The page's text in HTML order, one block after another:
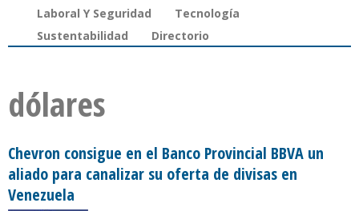
Laboral Y Seguridad
Tecnología
Sustentabilidad
Directorio
dólares
Chevron consigue en el Banco Provincial BBVA un
aliado para canalizar su oferta de divisas en
Venezuela